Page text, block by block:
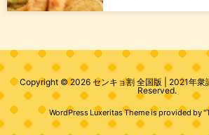
Copyright ©2026 センキョ割 全国版 | 2021年衆
Reserved.
WordPress Luxeritas Theme is provided by "